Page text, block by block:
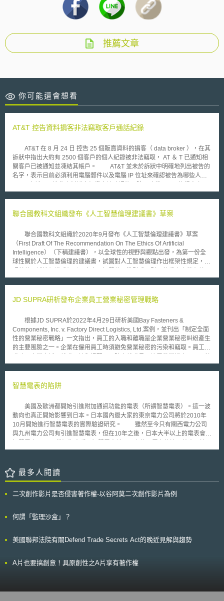
推薦文章
你可能還會想看
AT&T 控告資料掮客非法竊取客戶通話紀錄
AT&T 在 8 月 24 日 控告 25 個販賣資料的掮客（ data broker ），在其
訴狀中指出大約有 2500 個客戶的個人紀錄被非法竊取， AT ＆ T 已通知相
關客戶已被通知並凍結其帳戶。 AT&T 並未於訴狀中明確地列出被告的
名字，表示目前必須利用電腦郵件以及電腦 IP 位址來確認被告為哪些人，
外，還須償還其販賣資料所獲得的不法利益。 PrivacyToday.com 網站
料，而這少部分的人大多都可以被追蹤的到。」 這並非唯一的案例，
還有銀行、醫療或其他個人敏感資料，每分每秒都有人在想著如何取到私密
資料並從中獲得不法利益。目前州及聯邦已經考慮立法，將有關電話紀錄的
欺騙行為判定為不法行為。
聯合國教科文組織發布《人工智慧倫理建議書》草案
聯合國教科文組織於2020年9月發布《人工智慧倫理建議書》草案
（First Draft Of The Recommendation On The Ethics Of Artificial
Intelligence）（下稱建議書），以全球性的視野與觀點出發，為第一份全
球性關於人工智慧倫理的建議書，試圖對人工智慧倫理作出框架性規定，對
異。該建議書係由組織總幹事Audrey Azoulay於2020年3月任命24位在人
GROUP, AHEG），以《建議書》的形式起草全球標準文書。 其主要內
自由（Human rights and fundamental freedoms）、（三）不遺漏任何人
（Leaving no one behind）、（四）和諧共生（Living in harmony）、
（五）可信賴（Trustworthiness）、（六）環境保護（Protection of the
Environment）。其中尤值關注處在於，建議書除強調人工智慧的技術、資
料及研究需要進行全球範圍的共享外，相當重視世界上所有的國家及地區在
觀點，也同時呼應了聯合國永續發展目標（Sustainable Development
south）及相對弱勢的群體是相當容易被忽略的。人工智慧蓬勃發展的時
使人工智慧系統容易產生歧視、偏見、資訊和知識鴻溝，其後更將導致全球
不平等問題的挑戰。 由專家小組起草的建議書草案已於2020年9月提交
給聯合國成員國，作為對建議書的初步報告。該報告將提供給各會員國，並
同步提交給預定於2021年召開的政府專家委員會，最後預計於2021年底的
提交聯合國教科文組織大會。
JD SUPRA研析發布企業員工營業秘密管理戰略
根據JD SUPRA於2022年4月29日研析美國Bay Fasteners &
Components, Inc. v. Factory Direct Logistics, Ltd.案例，並刊出「制定全面
性的營業秘密戰略」一文指出，員工的入職和離職是企業營業秘密糾紛產生
的主要風險之一。企業在僱用員工時須避免營業秘密的污染和竊取。員工離
對員工入職、員工離職兩個情形，整理建議企業應採取之對策。 員工
前雇主營業秘密的重要性、如何將營業秘密從know-how區分出來，或是要
而，為保護企業的營業秘密不被員工竊取，最直接的方法是使用契約中的保
密協議、競業禁止條款進行約束，作為保護企業的證據。 離職面談是
防止離職員工向未來雇主揭露企業營業秘密的有效方法。在離職面談時，企
業應提供員工入職時所簽訂的保密協議條款與相關任職期間的協議約定，並
要求離職員工簽屬確認書證明已被告知應遵守的營業秘密內容範圍及其所負
營業秘密之可疑活動，例如大量讀取文件、使用非公司的IP登入。員工離職
後，IT部門應盡快停用該離職員工相關帳號權限，同時考慮資料備份，即使
沒有檢測到可疑的活動，也建議備份員工的設備使用狀況和帳號log紀錄，
智慧電表的陷阱
美國及歐洲都開始引進附加通訊功能的電表（所謂智慧電表）。這一波
動向也真正開始影響到日本。日本國內最大家的東京電力公司將於2010年
10月開始進行智慧電表的實際驗證研究。 雖然至今只有關西電力公司
與九州電力公司有引進智慧電表，但在10年之後，日本大半以上的電表會是
距截斷的功能。但是就只具有這樣的功能是不足以讓眾多目光聚焦的，它所
許多企業打算就先透過網路蒐集使用電力的資訊，之後在提供新的附加服
務。 這樣的動向不只是發生在電力公司，在瓦斯及自來水業界也正在
能的瓦斯表，快的話在2012年就會正式更換約1000萬台的瓦斯表。東京瓦
美國企業如IBM公司也積極投入自來水表的「智慧化」。 但是，在實際
司的顧客也正聲請相關的訴訟。 專家們指出一些會影響電費增加的原
為美國至今所使用的電表太過老舊，無法正確的測量出正確的電力使用量，
最多人閱讀
二次創作影片是否侵害著作權-以谷阿莫二次創作影片為例
何謂「監理沙盒」？
美國聯邦法院有關Defend Trade Secrets Act的晚近見解與趨勢
A片也要搞創意！具原創性之A片享有著作權